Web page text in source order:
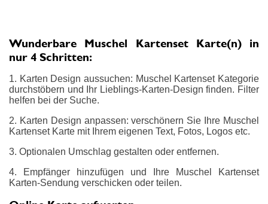
Wunderbare Muschel Kartenset Karte(n) in
nur 4 Schritten:
1. Karten Design aussuchen: Muschel Kartenset Kategorie
durchstöbern und Ihr Lieblings-Karten-Design finden. Filter
helfen bei der Suche.
2. Karten Design anpassen: verschönern Sie Ihre Muschel
Kartenset Karte mit Ihrem eigenen Text, Fotos, Logos etc.
3. Optionalen Umschlag gestalten oder entfernen.
4. Empfänger hinzufügen und Ihre Muschel Kartenset
Karten-Sendung verschicken oder teilen.